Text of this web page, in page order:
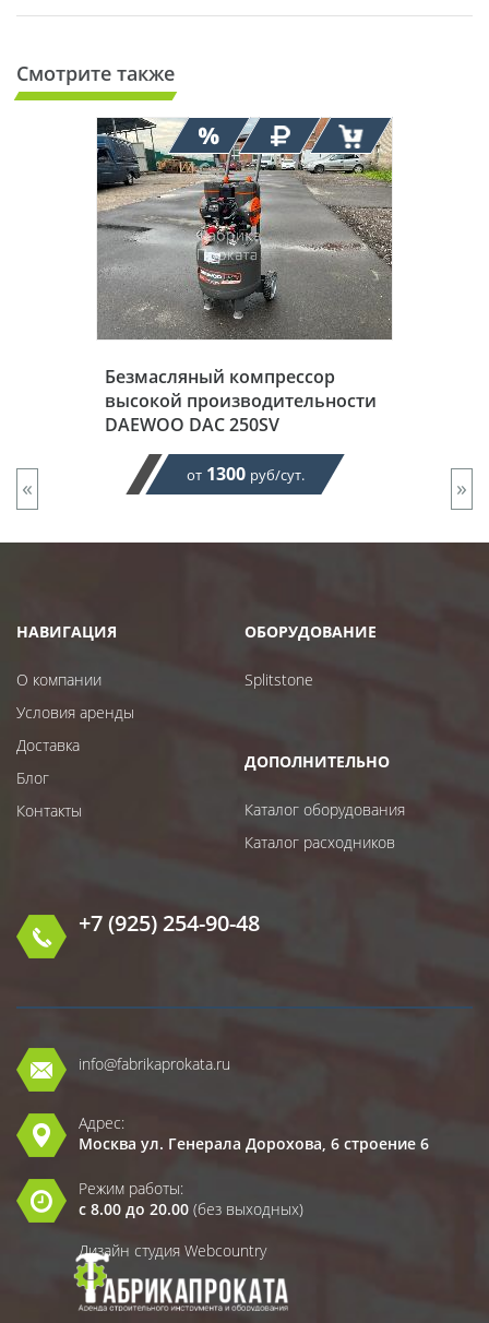
Смотрите также
Безмасляный компрессор
высокой производительности
DAEWOO DAC 250SV
от 1300 руб/сут.
« »
НАВИГАЦИЯ
О компании
Условия аренды
Доставка
Блог
Контакты
ОБОРУДОВАНИЕ
Splitstone
ДОПОЛНИТЕЛЬНО
Каталог оборудования
Каталог расходников
+7 (925) 254-90-48
info@fabrikaprokata.ru
Адрес:
Москва ул. Генерала Дорохова, 6 строение 6
Режим работы:
с 8.00 до 20.00 (без выходных)
Дизайн студия Webcountry